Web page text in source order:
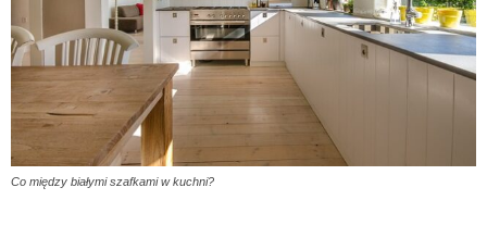
Co między białymi szafkami w kuchni?